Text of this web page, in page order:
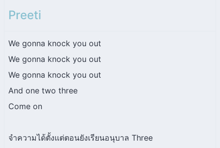
Preeti
We gonna knock you out
We gonna knock you out
We gonna knock you out
And one two three
Come on
จำความได้ตั้งแต่ตอนยังเรียนอนุบาล Three